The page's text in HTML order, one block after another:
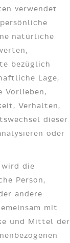
verwendet
natürliche
bezüglich
Lage,
Vorlieben,
Verhalten,
dieser
oder
die
Person,
andere
mit
und Mittel der